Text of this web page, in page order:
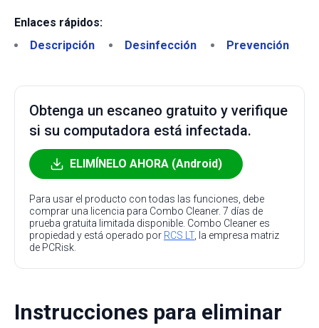
Enlaces rápidos:
Descripción
Desinfección Prevención
Obtenga un escaneo gratuito y verifique
si su computadora está infectada.
ELIMÍNELO AHORA (Android)
Para usar el producto con todas las funciones, debe
comprar una licencia para Combo Cleaner. 7 días de
prueba gratuita limitada disponible. Combo Cleaner es
propiedad y está operado por RCS LT, la empresa matriz
de PCRisk.
Instrucciones para eliminar